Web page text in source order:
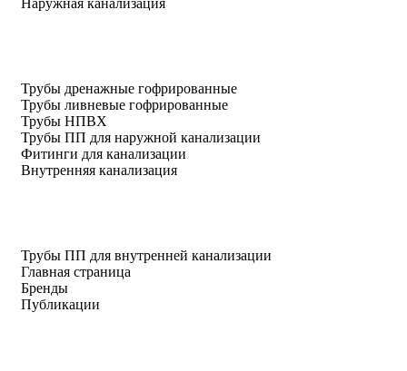
Трубы дренажные гофрированные
Трубы ливневые гофрированные
Трубы НПВХ
Трубы ПП для наружной канализации
Фитинги для канализации
Внутренняя канализация
Трубы ПП для внутренней канализации
Главная страница
Бренды
Публикации